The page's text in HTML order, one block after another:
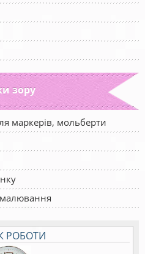
зору
маркерів, мольберти
РОБОТИ